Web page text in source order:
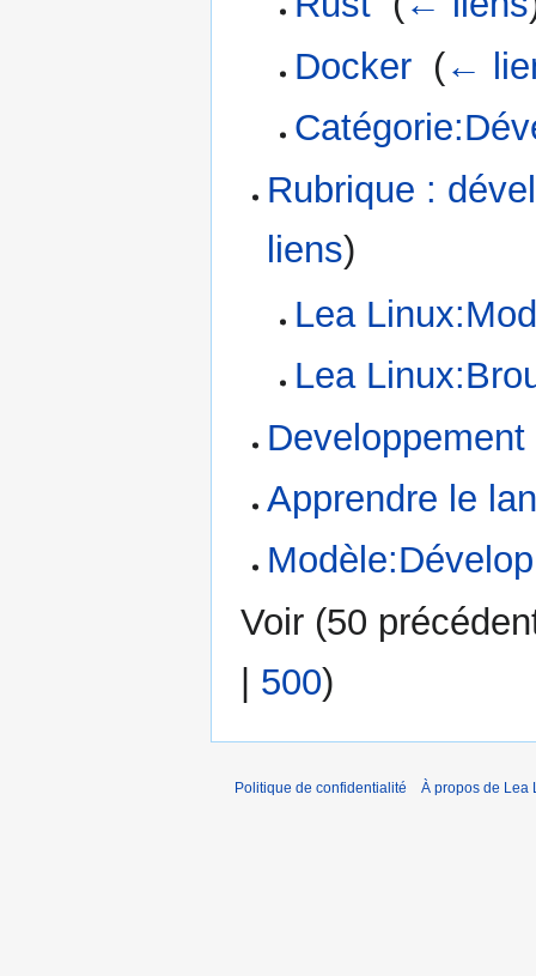
Docker‎ (←
Rubrique :
liens)
Lea
Lea
Developpement
Apprendre le
Voir (50
500)
Politique de confidentialité À propos de Lea